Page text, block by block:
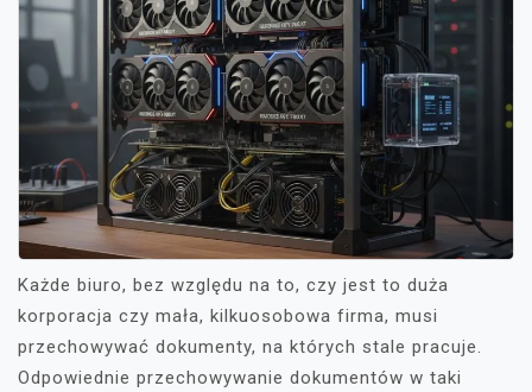
Każde biuro, bez względu na to, czy jest to duża
korporacja czy mała, kilkuosobowa firma, musi
przechowywać dokumenty, na których stale pracuje.
Odpowiednie przechowywanie dokumentów w taki